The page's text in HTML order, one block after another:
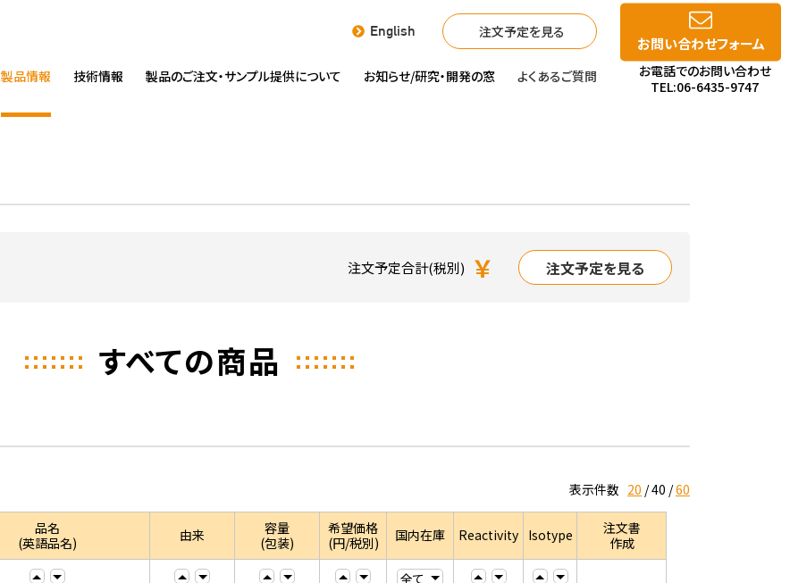
English 注文予定を見る
製品情報 技術情報 製品のご注文・サンプル提供について お知らせ/研究・開発の窓 よくあるご質問
お問い合わせフォーム
お電話でのお問い合わせ
TEL:06-6435-9747
注文予定合計(税別) ￥ 注文予定を見る
すべての商品
表示件数 20 40 60
品名
(英語品名)
由来
容量
(包装)
希望価格
(円/税別)
国内在庫 Reactivity Isotype
注文書
作成